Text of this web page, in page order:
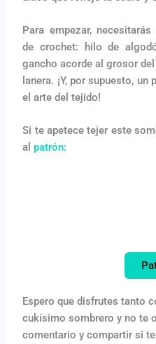
Para empezar,
de crochet: hilo de
gancho acorde al grosor
lanera. ¡Y, por supuesto,
el arte del tejido!
Si te apetece tejer este
alpatrón:
Espero que disfrutes tanto
cukísimo sombrero y no te
comentario y compartir si